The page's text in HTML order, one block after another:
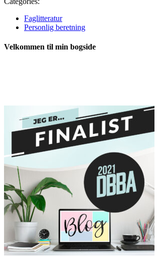
Faglitteratur
Personlig beretning
Velkommen til min bogside